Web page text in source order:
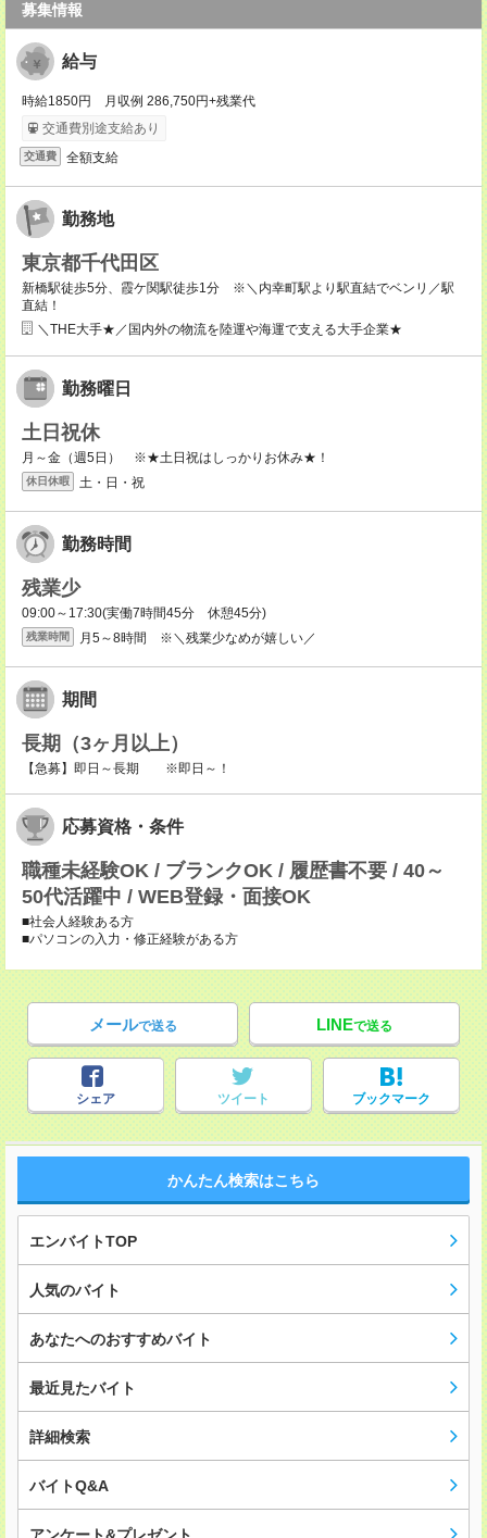
募集情報
給与
時給1850円 月収例 286,750円+残業代
交通費別途支給あり
交通費 全額支給
勤務地
東京都千代田区
新橋駅徒歩5分、霞ケ関駅徒歩1分 ※＼内幸町駅より駅直結でベンリ／駅
直結！
＼THE大手★／国内外の物流を陸運や海運で支える大手企業★
勤務曜日
土日祝休
月～金（週5日） ※★土日祝はしっかりお休み★！
休日休暇 土・日・祝
勤務時間
残業少
09:00～17:30(実働7時間45分 休憩45分)
残業時間 月5～8時間 ※＼残業少なめが嬉しい／
期間
長期（3ヶ月以上）
【急募】即日～長期 ※即日～！
応募資格・条件
職種未経験OK / ブランクOK / 履歴書不要 / 40～
50代活躍中 / WEB登録・面接OK
■社会人経験ある方
■パソコンの入力・修正経験がある方
メールで送る LINEで送る
シェア ツイート ブックマーク
かんたん検索はこちら
エンバイトTOP
人気のバイト
あなたへのおすすめバイト
最近見たバイト
詳細検索
バイトQ&A